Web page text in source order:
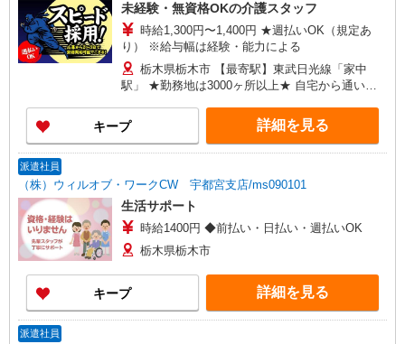
未経験・無資格OKの介護スタッフ
時給1,300円〜1,400円 ★週払いOK（規定あ
り） ※給与幅は経験・能力による
栃木県栃木市 【最寄駅】東武日光線「家中
駅」 ★勤務地は3000ヶ所以上★ 自宅から通いや
い！！
キープ 詳細を見る
派遣社員
（株）ウィルオブ・ワークCW 宇都宮支店/ms090101
生活サポート
時給1400円 ◆前払い・日払い・週払いOK
栃木県栃木市
キープ 詳細を見る
派遣社員